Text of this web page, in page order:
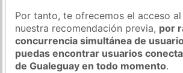
Por tanto, te ofrecemos el acceso
nuestra recomendación previa, por
concurrencia simultánea de
puedas encontrar usuarios
de Gualeguay en todo momento.